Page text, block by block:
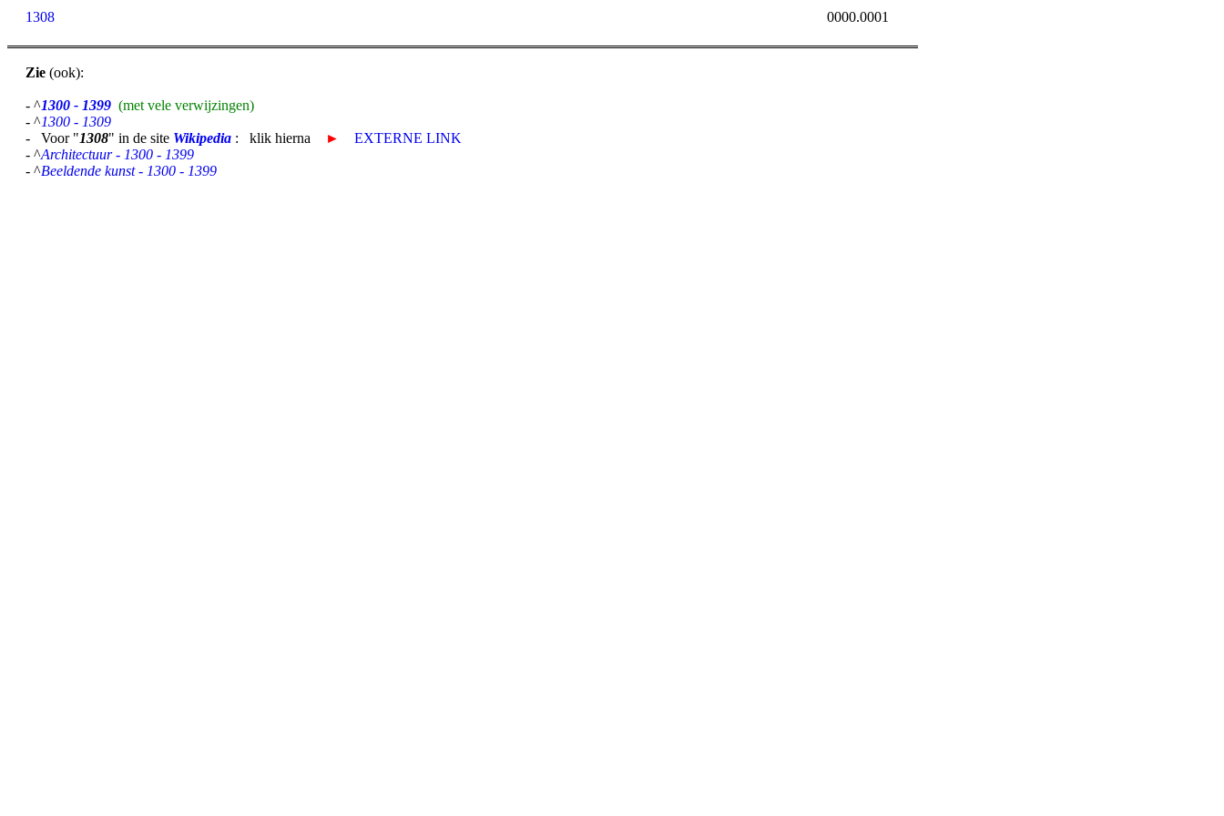
1308 0000.0001
Zie (ook):
- ^1300 - 1399 (met vele verwijzingen)
- ^1300 - 1309
- Voor "1308" in de site Wikipedia : klik hierna ►
EXTERNE LINK
- ^Architectuur - 1300 - 1399
- ^Beeldende kunst - 1300 - 1399